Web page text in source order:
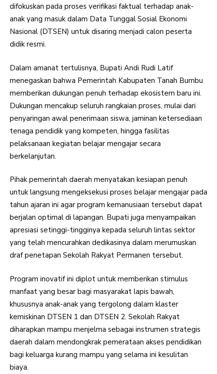
difokuskan pada proses verifikasi faktual terhadap anak-
anak yang masuk dalam Data Tunggal Sosial Ekonomi
Nasional (DTSEN) untuk disaring menjadi calon peserta
didik resmi.
Dalam amanat tertulisnya, Bupati Andi Rudi Latif
menegaskan bahwa Pemerintah Kabupaten Tanah Bumbu
memberikan dukungan penuh terhadap ekosistem baru ini.
Dukungan mencakup seluruh rangkaian proses, mulai dari
penyaringan awal penerimaan siswa, jaminan ketersediaan
tenaga pendidik yang kompeten, hingga fasilitas
pelaksanaan kegiatan belajar mengajar secara
berkelanjutan.
Pihak pemerintah daerah menyatakan kesiapan penuh
untuk langsung mengeksekusi proses belajar mengajar pada
tahun ajaran ini agar program kemanusiaan tersebut dapat
berjalan optimal di lapangan. Bupati juga menyampaikan
apresiasi setinggi-tingginya kepada seluruh lintas sektor
yang telah mencurahkan dedikasinya dalam merumuskan
draf penetapan Sekolah Rakyat Permanen tersebut.
Program inovatif ini diplot untuk memberikan stimulus
manfaat yang besar bagi masyarakat lapis bawah,
khususnya anak-anak yang tergolong dalam klaster
kemiskinan DTSEN 1 dan DTSEN 2. Sekolah Rakyat
diharapkan mampu menjelma sebagai instrumen strategis
daerah dalam mendongkrak pemerataan akses pendidikan
bagi keluarga kurang mampu yang selama ini kesulitan
biaya.